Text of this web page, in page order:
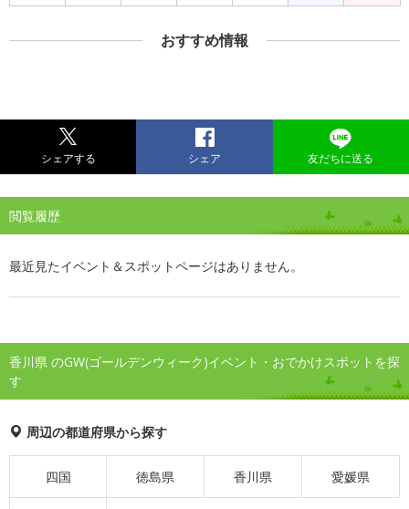
おすすめ情報
シェアする シェア 友だちに送る
閲覧履歴
最近見たイベント＆スポットページはありません。
香川県 のGW(ゴールデンウィーク)イベント・おでかけスポットを探
す
周辺の都道府県から探す
四国 徳島県 香川県 愛媛県